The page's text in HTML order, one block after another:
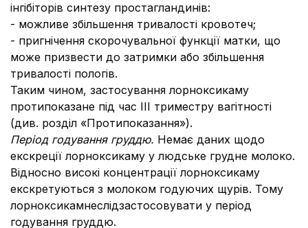
інгібіторів синтезу простагландинів:
- можливе збільшення тривалості кровотеч;
- пригнічення скорочувальної функції матки, що
може призвести до затримки або збільшення
тривалості пологів.
Таким чином, застосування лорноксикаму
протипоказане під час ІІІ триместру вагітності
(див. розділ «Протипоказання»).
Період годування груддю. Немає даних щодо
екскреції лорноксикаму у людське грудне молоко.
Відносно високі концентрації лорноксикаму
екскретуються з молоком годуючих щурів. Тому
лорноксикамнеслідзастосовувати у період
годування груддю.